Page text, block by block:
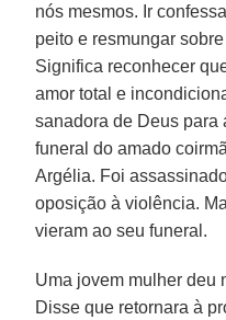
nós mesmos. Ir
peito e resmungar
Significa reconhecer
amor total e
sanadora de Deus para
funeral do amado
Argélia. Foi
oposição à violência.
vieram ao seu funeral.
Uma jovem mulher deu
Disse que retornara à